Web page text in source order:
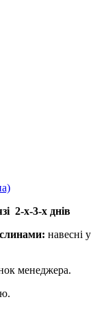
2-х-3-х днів
навесні у
менеджера.